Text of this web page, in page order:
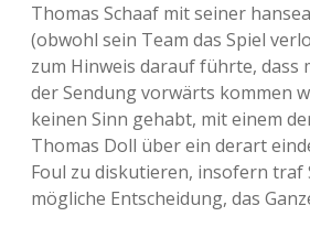
Thomas Schaaf mit seiner
(obwohl sein Team das Spiel
zum Hinweis darauf führte, dass
der Sendung vorwärts kommen
keinen Sinn gehabt, mit einem
Thomas Doll über ein derart
Foul zu diskutieren, insofern traf
mögliche Entscheidung, das